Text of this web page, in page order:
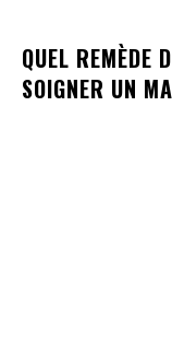
QUEL REMÈDE
SOIGNER UN